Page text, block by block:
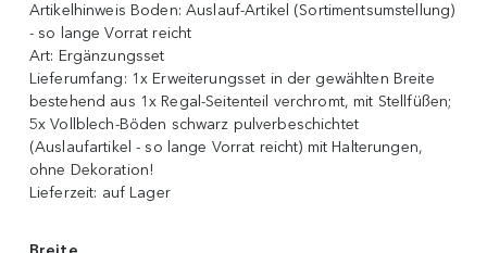
Artikelhinweis Boden: Auslauf-Artikel (Sortimentsumstellung)
- so lange Vorrat reicht
Art: Ergänzungsset
Lieferumfang: 1x Erweiterungsset in der gewählten Breite
bestehend aus 1x Regal-Seitenteil verchromt, mit Stellfüßen;
5x Vollblech-Böden schwarz pulverbeschichtet
(Auslaufartikel - so lange Vorrat reicht) mit Halterungen,
ohne Dekoration!
Lieferzeit: auf Lager